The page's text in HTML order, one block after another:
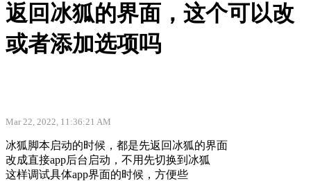
返回冰狐的界面，这个可以改
或者添加选项吗
Mar 22, 2022, 11:36:21 AM
冰狐脚本启动的时候，都是先返回冰狐的界面
改成直接app后台启动，不用先切换到冰狐
这样调试具体app界面的时候，方便些